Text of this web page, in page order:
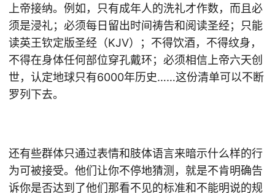
上帝接纳。例如，只有成年人的洗礼才作数，而且必
须是浸礼；必须每日留出时间祷告和阅读圣经；只能
读英王钦定版圣经（KJV）；不得饮酒，不得纹身，
不得在身体任何部位穿孔戴环；必须相信上帝六天创
世，认定地球只有6000年历史……这份清单可以不断
罗列下去。
还有些群体只通过表情和肢体语言来暗示什么样的行
为可被接受。他们让你不停地猜测，就是不肯明确告
诉你是否达到了他们那看不见的标准和不能明说的规